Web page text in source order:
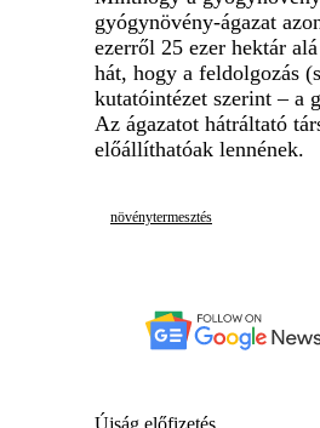
gyógynövény-ágazat
ezerről 25 ezer hektár
hát, hogy a feldolgozás
kutatóintézet szerint – a
Az ágazatot hátráltató
előállíthatóak lennének.
növénytermesztés
Újság előfizetés